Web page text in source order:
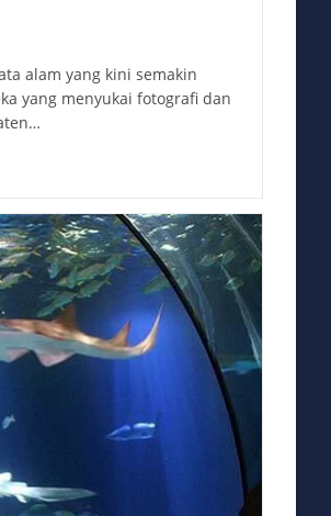
alam yang kini semakin
yang menyukai fotografi dan